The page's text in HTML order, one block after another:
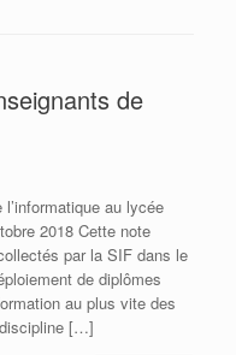
de
au lycée
2018 Cette note
par la SIF dans le
de diplômes
au plus vite des
[…]